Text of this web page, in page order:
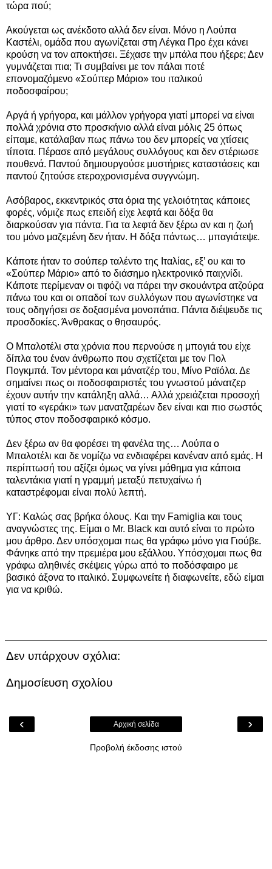
τώρα πού;
Ακούγεται ως ανέκδοτο αλλά δεν είναι. Μόνο η Λούπα
Καστέλι, ομάδα που αγωνίζεται στη Λέγκα Προ έχει κάνει
κρούση να τον αποκτήσει. Ξέχασε την μπάλα που ήξερε; Δεν
γυμνάζεται πια; Τι συμβαίνει με τον πάλαι ποτέ
επονομαζόμενο «Σούπερ Μάριο» του ιταλικού
ποδοσφαίρου;
Αργά ή γρήγορα, και μάλλον γρήγορα γιατί μπορεί να είναι
πολλά χρόνια στο προσκήνιο αλλά είναι μόλις 25 όπως
είπαμε, κατάλαβαν πως πάνω του δεν μπορείς να χτίσεις
τίποτα. Πέρασε από μεγάλους συλλόγους και δεν στέριωσε
πουθενά. Παντού δημιουργούσε μυστήριες καταστάσεις και
παντού ζητούσε ετεροχρονισμένα συγγνώμη.
Ασόβαρος, εκκεντρικός στα όρια της γελοιότητας κάποιες
φορές, νόμιζε πως επειδή είχε λεφτά και δόξα θα
διαρκούσαν για πάντα. Για τα λεφτά δεν ξέρω αν και η ζωή
του μόνο μαζεμένη δεν ήταν. Η δόξα πάντως… μπαγιάτεψε.
Κάποτε ήταν το σούπερ ταλέντο της Ιταλίας, εξ’ ου και το
«Σούπερ Μάριο» από το διάσημο ηλεκτρονικό παιχνίδι.
Κάποτε περίμεναν οι τιφόζι να πάρει την σκουάντρα ατζούρα
πάνω του και οι οπαδοί των συλλόγων που αγωνίστηκε να
τους οδηγήσει σε δοξασμένα μονοπάτια. Πάντα διέψευδε τις
προσδοκίες. Άνθρακας ο θησαυρός.
Ο Μπαλοτέλι στα χρόνια που περνούσε η μπογιά του είχε
δίπλα του έναν άνθρωπο που σχετίζεται με τον Πολ
Πογκμπά. Τον μέντορα και μάνατζέρ του, Μίνο Ραϊόλα. Δε
σημαίνει πως οι ποδοσφαιριστές του γνωστού μάνατζερ
έχουν αυτήν την κατάληξη αλλά… Αλλά χρειάζεται προσοχή
γιατί το «γεράκι» των μανατζαρέων δεν είναι και πιο σωστός
τύπος στον ποδοσφαιρικό κόσμο.
Δεν ξέρω αν θα φορέσει τη φανέλα της… Λούπα ο
Μπαλοτέλι και δε νομίζω να ενδιαφέρει κανέναν από εμάς. Η
περίπτωσή του αξίζει όμως να γίνει μάθημα για κάποια
ταλεντάκια γιατί η γραμμή μεταξύ πετυχαίνω ή
καταστρέφομαι είναι πολύ λεπτή.
ΥΓ: Καλώς σας βρήκα όλους. Και την Famiglia και τους
αναγνώστες της. Είμαι ο Mr. Black και αυτό είναι το πρώτο
μου άρθρο. Δεν υπόσχομαι πως θα γράφω μόνο για Γιούβε.
Φάνηκε από την πρεμιέρα μου εξάλλου. Υπόσχομαι πως θα
γράφω αληθινές σκέψεις γύρω από το ποδόσφαιρο με
βασικό άξονα το ιταλικό. Συμφωνείτε ή διαφωνείτε, εδώ είμαι
για να κριθώ.
Δεν υπάρχουν σχόλια:
Δημοσίευση σχολίου
‹ ›
Αρχική σελίδα
Προβολή έκδοσης ιστού